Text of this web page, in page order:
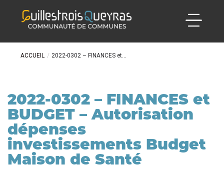
ACCUEIL / 2022-0302 – FINANCES et...
2022-0302 – FINANCES et
BUDGET – Autorisation
dépenses
investissements Budget
Maison de Santé